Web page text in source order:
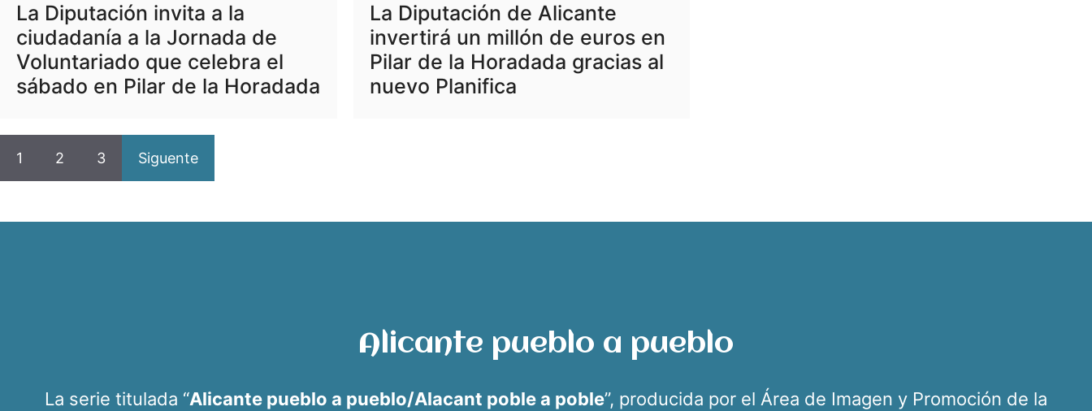
La Diputación invita a la
ciudadanía a la Jornada de
Voluntariado que celebra el
sábado en Pilar de la Horadada
La Diputación de Alicante
invertirá un millón de euros en
Pilar de la Horadada gracias al
nuevo Planifica
1 2 3 Siguente
Alicante pueblo a pueblo
La serie titulada “Alicante pueblo a pueblo/Alacant poble a poble”, producida por el Área de Imagen y Promoción de la